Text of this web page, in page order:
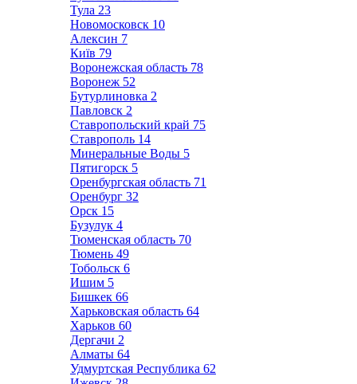
Тула 23
Новомосковск 10
Алексин 7
Київ 79
Воронежская область 78
Воронеж 52
Бутурлиновка 2
Павловск 2
Ставропольский край 75
Ставрополь 14
Минеральные Воды 5
Пятигорск 5
Оренбургская область 71
Оренбург 32
Орск 15
Бузулук 4
Тюменская область 70
Тюмень 49
Тобольск 6
Ишим 5
Бишкек 66
Харьковская область 64
Харьков 60
Дергачи 2
Алматы 64
Удмуртская Республика 62